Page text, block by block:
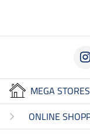
MEGA STORES
ONLINE